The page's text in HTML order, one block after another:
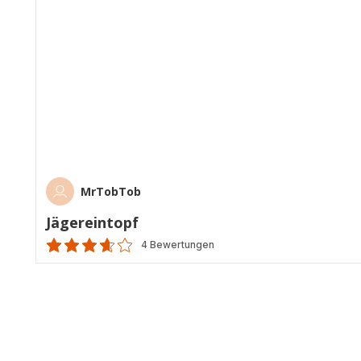
MrTobTob
Jägereintopf
ratings.3.6
4 Bewertungen